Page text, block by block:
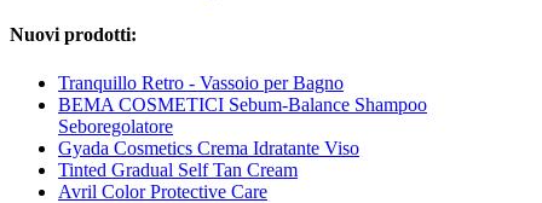
Nuovi prodotti:
Tranquillo Retro - Vassoio per Bagno
BEMA COSMETICI Sebum-Balance Shampoo
Seboregolatore
Gyada Cosmetics Crema Idratante Viso
Tinted Gradual Self Tan Cream
Avril Color Protective Care